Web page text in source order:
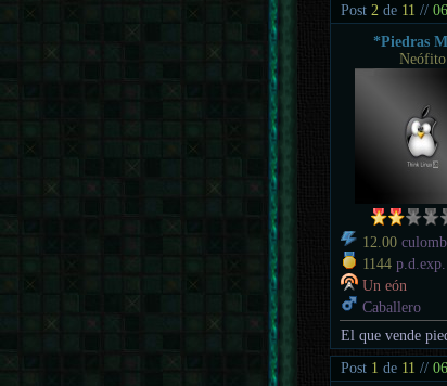
Post 2 de 11 //
*Piedras
Neófito
12.00
1144 p.d.exp.
Un eón
Caballero
El que vende
Post 1 de 11 //